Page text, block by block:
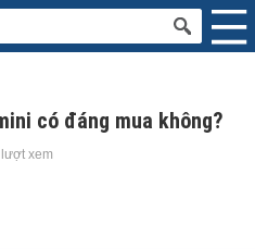
có đáng mua không?
xem